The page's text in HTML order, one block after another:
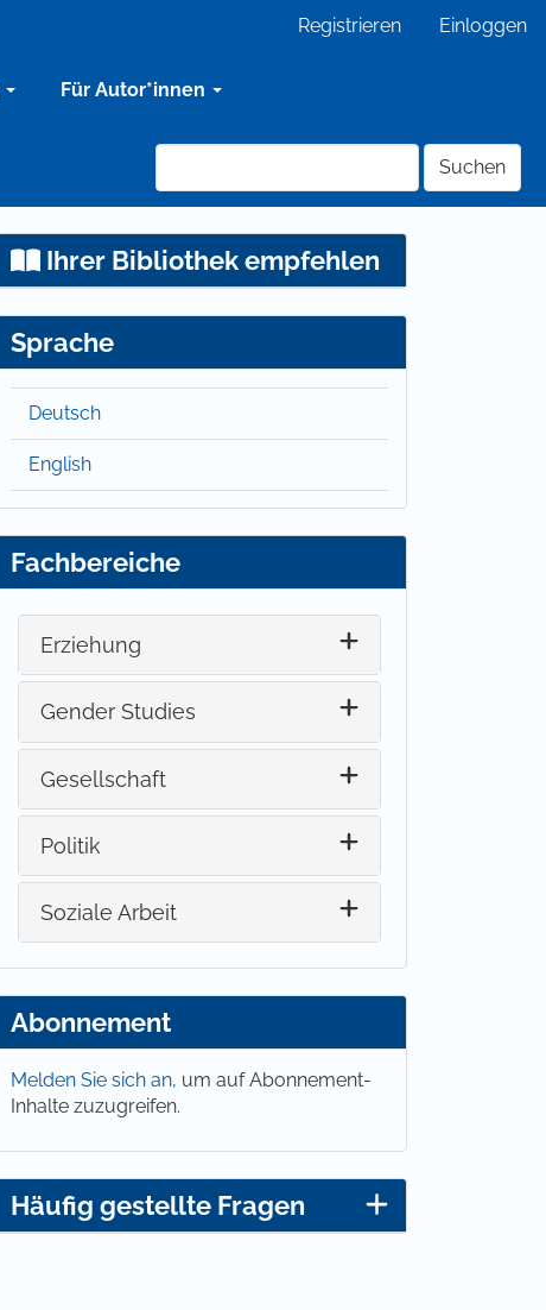
Registrieren Einloggen
Für Autor*innen
Suchen
Ihrer Bibliothek empfehlen
Sprache
Deutsch
English
Fachbereiche
Erziehung
Gender Studies
Gesellschaft
Politik
Soziale Arbeit
Abonnement
Melden Sie sich an, um auf Abonnement-
Inhalte zuzugreifen.
Häufig gestellte Fragen